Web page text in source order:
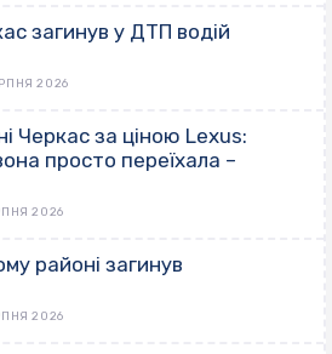
загинув у ДТП водій
2026
Черкас за ціною Lexus:
просто переїхала –
2026
районі загинув
2026